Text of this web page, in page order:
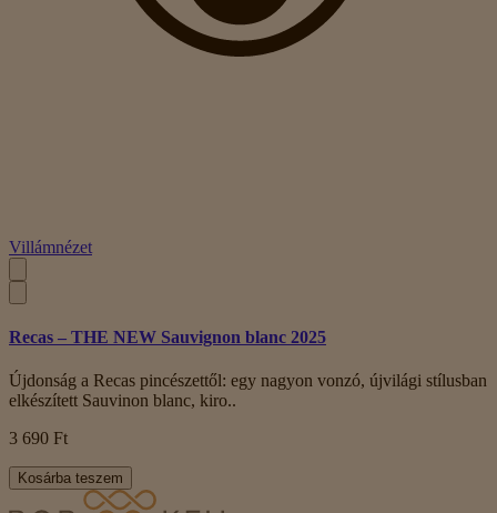
Villámnézet
Recas – THE NEW Sauvignon blanc 2025
Újdonság a Recas pincészettől: egy nagyon vonzó, újvilági stílusban
elkészített Sauvinon blanc, kiro..
3 690 Ft
Kosárba teszem